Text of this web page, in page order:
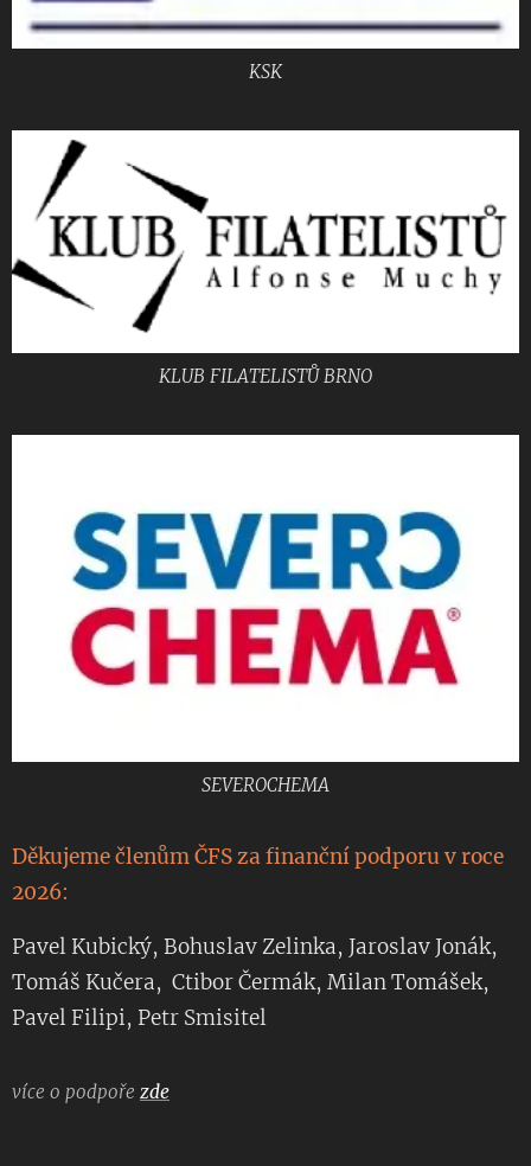
KSK
KLUB FILATELISTŮ BRNO
SEVEROCHEMA
Děkujeme členům ČFS za finanční podporu v roce
2026:
Pavel Kubický, Bohuslav Zelinka, Jaroslav Jonák,
Tomáš Kučera, Ctibor Čermák, Milan Tomášek,
Pavel Filipi, Petr Smisitel
více o podpoře zde